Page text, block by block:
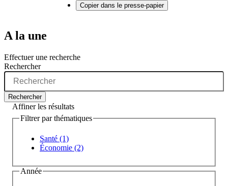
Copier dans le presse-papier
A la une
Effectuer une recherche
Rechercher
Rechercher
Affiner les résultats
Filtrer par thématiques
Santé (1)
Économie (2)
Année